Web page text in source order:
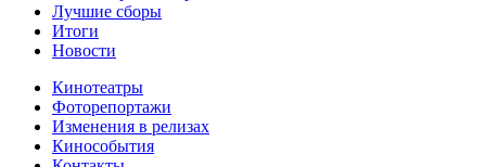
Лучшие сборы
Итоги
Новости
Кинотеатры
Фоторепортажи
Изменения в релизах
Кинособытия